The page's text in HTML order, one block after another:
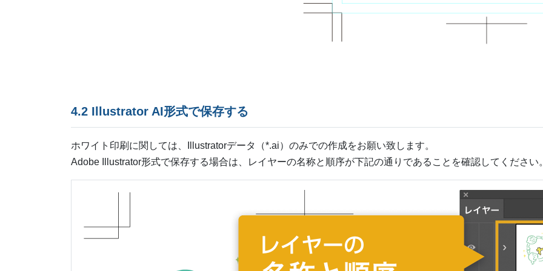
4.2 Illustrator AI形式で保存する
ホワイト印刷に関しては、Illustratorデータ（*.ai）のみでの作成をお願い致します。
Adobe Illustrator形式で保存する場合は、レイヤーの名称と順序が下記の通りであることを確認してください